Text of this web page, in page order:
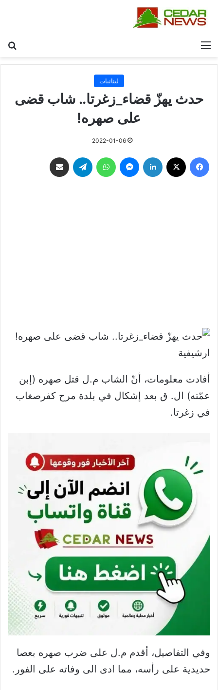
القائمة
لبنانيات
حدث يهزّ قضاء_زغرتا.. شاب قضى
على صهره!
2022-01-06
فيسبوك لينكدإن ماسنجر واتساب تيلقرام
ارشيفية
أفادت معلومات، أنّ الشاب م.ل قتل صهره (إبن
عمّته) ال. ق بعد إشكال في بلدة مرح كفرصغاب
في زغرتا.
وفي التفاصيل، أقدم م.ل على ضرب صهره بعصا
حديدية على رأسه، مما ادى الى وفاته على الفور.